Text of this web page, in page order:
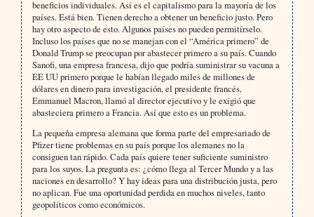
beneficios individuales. Así es el capitalismo para la mayoría de los
países. Está bien. Tienen derecho a obtener un beneficio justo. Pero
hay otro aspecto de esto. Algunos países no pueden permitírselo.
Incluso los países que no se manejan con el “América primero” de
Donald Trump se preocupan por abastecer primero a su país. Cuando
Sanofi, una empresa francesa, dijo que podría suministrar su vacuna a
EE UU primero porque le habían llegado miles de millones de
dólares en dinero para investigación, el presidente francés,
Emmanuel Macron, llamó al director ejecutivo y le exigió que
abasteciera primero a Francia. Así que esto es un problema.
La pequeña empresa alemana que forma parte del empresariado de
Pfizer tiene problemas en su país porque los alemanes no la
consiguen tan rápido. Cada país quiere tener suficiente suministro
para los suyos. La pregunta es: ¿cómo llega al Tercer Mundo y a las
naciones en desarrollo? Y hay ideas para una distribución justa, pero
no aplican. Fue una oportunidad perdida en muchos niveles, tanto
geopolíticos como económicos.